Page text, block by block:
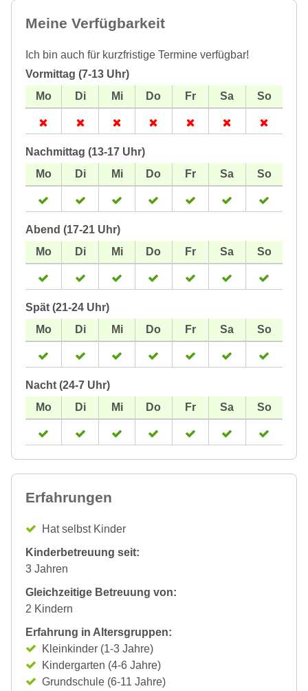
Meine Verfügbarkeit
Ich bin auch für kurzfristige Termine verfügbar!
Vormittag (7-13 Uhr)
Nachmittag (13-17 Uhr)
Abend (17-21 Uhr)
Spät (21-24 Uhr)
Nacht (24-7 Uhr)
Erfahrungen
Hat selbst Kinder
Kinderbetreuung seit:
3 Jahren
Gleichzeitige Betreuung von:
2 Kindern
Erfahrung in Altersgruppen:
Kleinkinder (1-3 Jahre)
Kindergarten (4-6 Jahre)
Grundschule (6-11 Jahre)